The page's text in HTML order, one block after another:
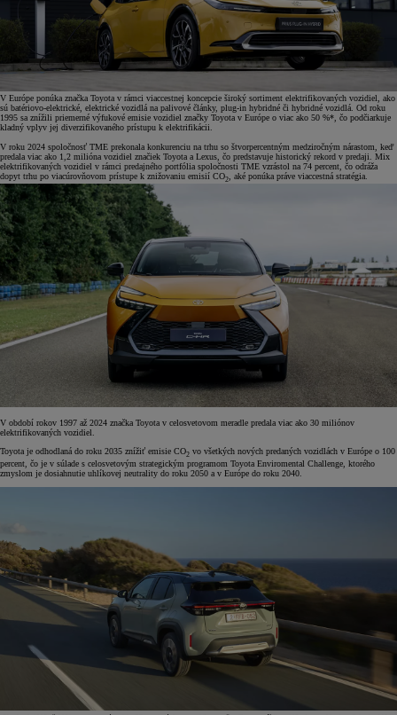
V Európe ponúka značka Toyota v rámci viaccestnej koncepcie široký sortiment elektrifikovaných vozidiel, ako
sú batériovo-elektrické, elektrické vozidlá na palivové články, plug-in hybridné či hybridné vozidlá. Od roku
1995 sa znížili priemerné výfukové emisie vozidiel značky Toyota v Európe o viac ako 50 %*, čo podčiarkuje
kladný vplyv jej diverzifikovaného prístupu k elektrifikácii.
V roku 2024 spoločnosť TME prekonala konkurenciu na trhu so štvorpercentným medziročným nárastom, keď
predala viac ako 1,2 milióna vozidiel značiek Toyota a Lexus, čo predstavuje historický rekord v predaji. Mix
elektrifikovaných vozidiel v rámci predajného portfólia spoločnosti TME vzrástol na 74 percent, čo odráža
dopyt trhu po viacúrovňovom prístupe k znižovaniu emisií CO2 , aké ponúka práve viaccestná stratégia.
V období rokov 1997 až 2024 značka Toyota v celosvetovom meradle predala viac ako 30 miliónov
elektrifikovaných vozidiel.
Toyota je odhodlaná do roku 2035 znížiť emisie CO2 vo všetkých nových predaných vozidlách v Európe o 100
percent, čo je v súlade s celosvetovým strategickým programom Toyota Enviromental Challenge, ktorého
zmyslom je dosiahnutie uhlíkovej neutrality do roku 2050 a v Európe do roku 2040.